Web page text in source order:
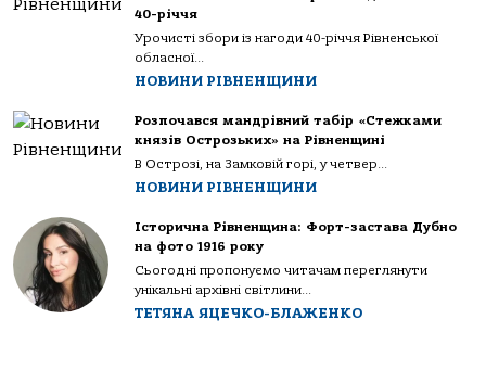
40-річчя
Урочисті збори із нагоди 40-річчя Рівненської
обласної...
НОВИНИ РІВНЕНЩИНИ
Розпочався мандрівний табір «Стежками
князів Острозьких» на Рівненщині
В Острозі, на Замковій горі, у четвер...
НОВИНИ РІВНЕНЩИНИ
Історична Рівненщина: Форт-застава Дубно
на фото 1916 року
Сьогодні пропонуємо читачам переглянути
унікальні архівні світлини...
ТЕТЯНА ЯЦЕЧКО-БЛАЖЕНКО